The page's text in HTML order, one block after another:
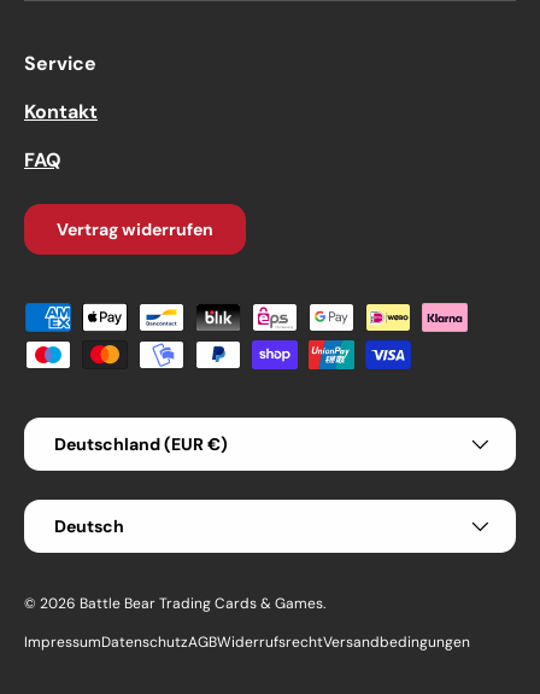
Service
Kontakt
FAQ
Vertrag widerrufen
Zahlungsmethoden
Land/Region
Deutschland (EUR €)
Sprache
Deutsch
© 2026 Battle Bear Trading Cards & Games.
ImpressumDatenschutzAGBWiderrufsrechtVersandbedingungen